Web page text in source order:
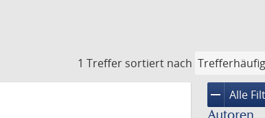
1 Treffer sortiert nach
remove Alle